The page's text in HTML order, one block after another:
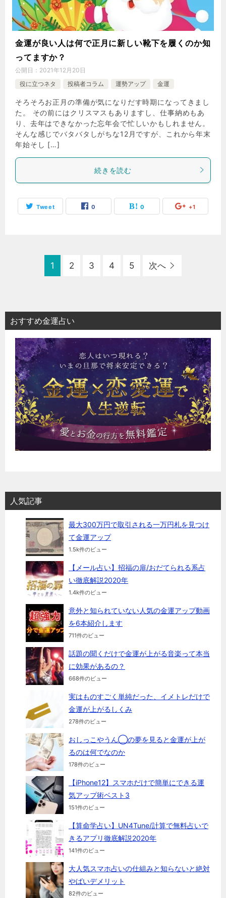
金運が良い人は何で正月に新しい靴下を履くのか知
ってますか？
公開日： 2021年12月20日
役に立つネタ
投稿者コラム 運勢アップ 金運
そろそろお正月の準備が気になりだす時期になってきまし
た。 その前にはクリスマスもありますし、仕事納めもあ
り、去年はできなかった忘年会で忙しいかもしれません。
そんな感じでバタバタしがちな12月ですが、これから年末
年始そし […]
続きを読む
Tweet 0 0 +1
1 2 3 4 5 次へ
おすすめ金運占い
人気記事
最大300万円で取引される一万円札を見つけ
て金運アップ
1.5k件のビュー
【メール占い】招福の扉/おだてられる系占
い徹底解説2020年
1.4k件のビュー
意外と知られていない人気の金運アップ動画
を6本紹介します
711件のビュー
話題の聞くだけで金運が上がる音楽って本当
に効果があるの？
668件のビュー
実はものすごく単純だった、イメトレだけで
金運が上がるしくみ
278件のビュー
おしっこやうん◯の夢を見ると金運が上が
るのは何でなのか
178件のビュー
【iPhone12】スマホだけで簡単にできる運
気アップ術ベスト3
151件のビュー
【算命学占い】UN4Tune/計算で無料占いで
きるアプリ徹底解説2020年
141件のビュー
大人気スマホ占いの仕組みと知らないと絶対
やばいデメリット
82件のビュー